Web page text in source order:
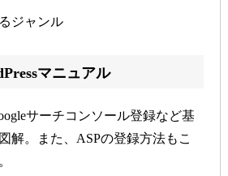
ジャンル
マニュアル
サーチコンソール登録など基
解。
また、ASPの登録方法もこ